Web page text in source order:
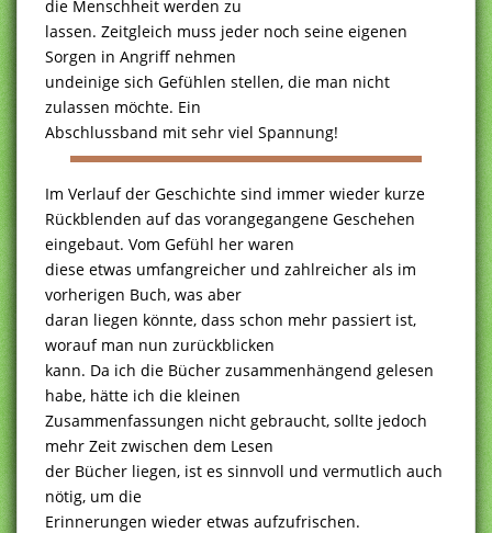
die Menschheit werden zu
lassen. Zeitgleich muss jeder noch seine eigenen
Sorgen in Angriff nehmen
undeinige sich Gefühlen stellen, die man nicht
zulassen möchte. Ein
Abschlussband mit sehr viel Spannung!
Im Verlauf der Geschichte sind immer wieder kurze
Rückblenden auf das vorangegangene Geschehen
eingebaut. Vom Gefühl her waren
diese etwas umfangreicher und zahlreicher als im
vorherigen Buch, was aber
daran liegen könnte, dass schon mehr passiert ist,
worauf man nun zurückblicken
kann. Da ich die Bücher zusammenhängend gelesen
habe, hätte ich die kleinen
Zusammenfassungen nicht gebraucht, sollte jedoch
mehr Zeit zwischen dem Lesen
der Bücher liegen, ist es sinnvoll und vermutlich auch
nötig, um die
Erinnerungen wieder etwas aufzufrischen.